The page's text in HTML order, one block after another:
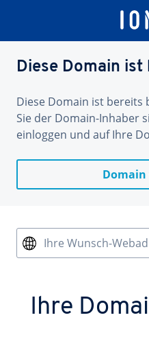
Diese Domain
Diese Domain ist bereits
Sie der Domain-Inhaber
einloggen und auf Ihre
Ihre Wunsch-
Ihre